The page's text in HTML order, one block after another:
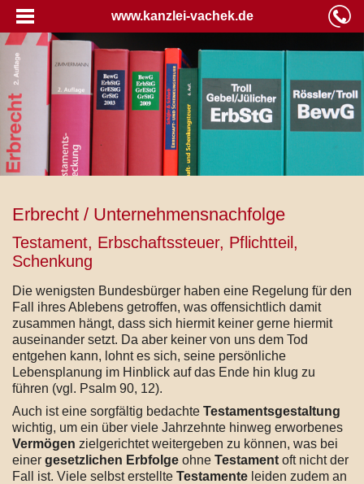
www.kanzlei-vachek.de
Erbrecht / Unternehmensnachfolge
Testament, Erbschaftssteuer, Pflichtteil,
Schenkung
Die wenigsten Bundesbürger haben eine Regelung für den
Fall ihres Ablebens getroffen, was offensichtlich damit
zusammen hängt, dass sich hiermit keiner gerne hiermit
auseinander setzt. Da aber keiner von uns dem Tod
entgehen kann, lohnt es sich, seine persönliche
Lebensplanung im Hinblick auf das Ende hin klug zu
führen (vgl. Psalm 90, 12).
Auch ist eine sorgfältig bedachte Testamentsgestaltung
wichtig, um ein über viele Jahrzehnte hinweg erworbenes
Vermögen zielgerichtet weitergeben zu können, was bei
einer gesetzlichen Erbfolge ohne Testament oft nicht der
Fall ist. Viele selbst erstellte Testamente leiden zudem an